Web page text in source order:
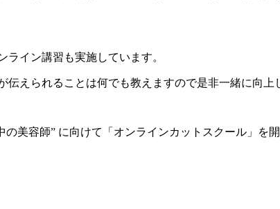
イン講習も実施しています。
えられることは何でも教えますので是非一緒に向上
美容師” に向けて「オンラインカットスクール」を開